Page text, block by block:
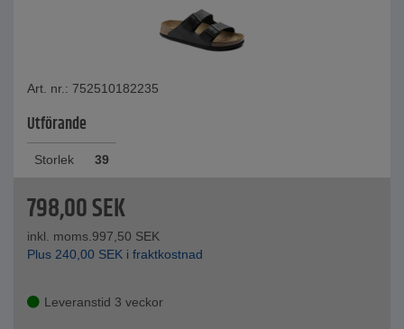
Art. nr.: 752510182235
Utförande
Storlek 39
798,00SEK
inkl. moms.997,50 SEK
Plus 240,00 SEK i fraktkostnad
Leveranstid 3 veckor